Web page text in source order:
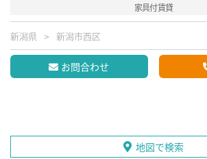
家具付賃貸
新潟県 新潟市西区
お問合わせ
地図で検索